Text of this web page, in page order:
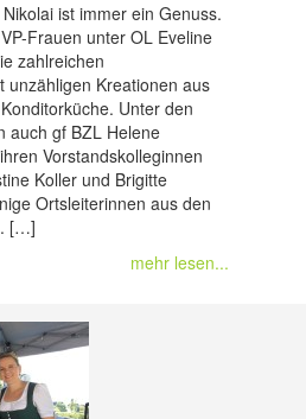
ist immer ein Genuss.
Frauen unter OL Eveline
zahlreichen
unzähligen Kreationen aus
Unter den
auch gf BZL Helene
Vorstandskolleginnen
Koller und Brigitte
Ortsleiterinnen aus den
[…]
mehr lesen...